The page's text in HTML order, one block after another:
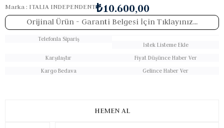
Marka : ITALIA INDEPENDENT₺10.600,00
Orijinal Ürün - Garanti Belgesi İçin Tıklayınız...
Telefonla Sipariş
İstek Listeme Ekle
Karşılaştır
Fiyat Düşünce Haber Ver
Kargo Bedava
Gelince Haber Ver